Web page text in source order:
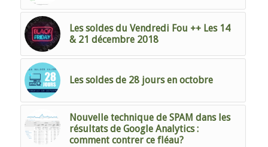
Les soldes du Vendredi Fou ++ Les 14
& 21 décembre 2018
Les soldes de 28 jours en octobre
Nouvelle technique de SPAM dans les
résultats de Google Analytics :
comment contrer ce fléau?